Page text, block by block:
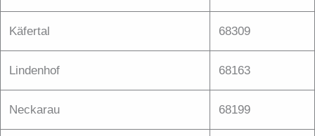
Käfertal 68309
Lindenhof 68163
Neckarau 68199